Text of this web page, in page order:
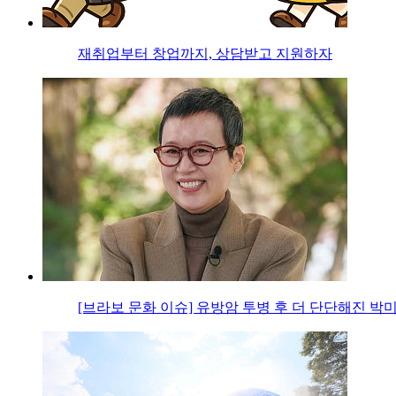
재취업부터 창업까지, 상담받고 지원하자
[브라보 문화 이슈] 유방암 투병 후 더 단단해진 박